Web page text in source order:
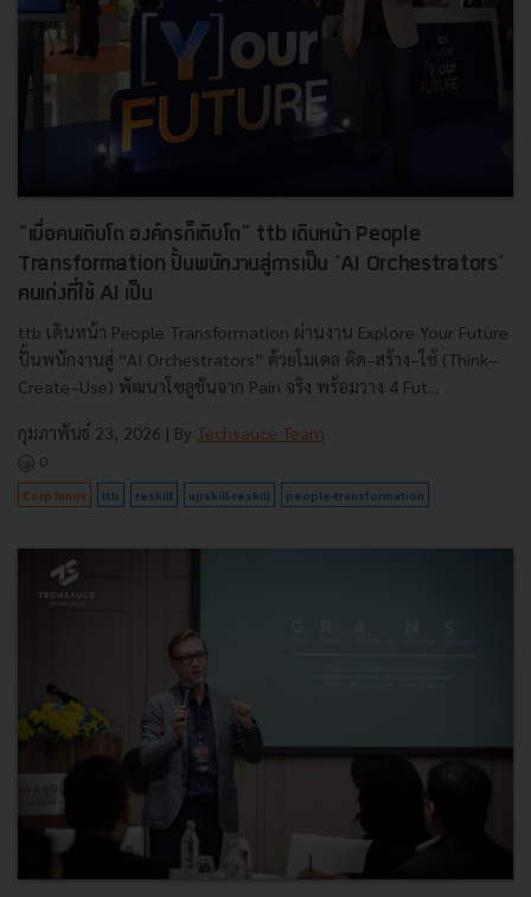
“เมื่อคนเติบโต องค์กรก็เติบโต” ttb เดินหน้า People
Transformation ปั้นพนักงานสู่การเป็น ‘AI Orchestrators’
คนเก่งที่ใช้ AI เป็น
ttb เดินหน้า People Transformation ผ่านงาน Explore Your Future
ปั้นพนักงานสู่ “AI Orchestrators” ด้วยโมเดล คิด–สร้าง–ใช้ (Think–
Create–Use) พัฒนาโซลูชันจาก Pain จริง พร้อมวาง 4 Fut...
กุมภาพันธ์ 23, 2026 | By Techsauce Team
0
Corp Innov ttb reskill upskill-reskill people-transformation